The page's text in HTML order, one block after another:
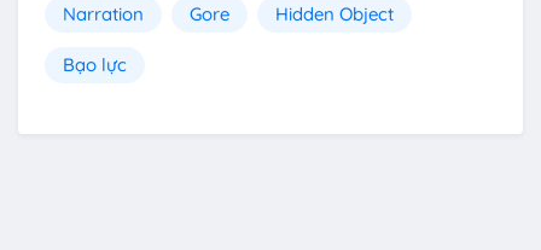
Narration Gore Hidden Object
Bạo lực